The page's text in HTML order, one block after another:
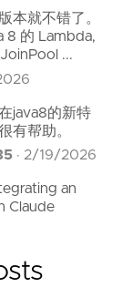
本就不错了。
8 的 Lambda,
...
java8的新特
有帮助。
· 2/19/2026
an
Claude